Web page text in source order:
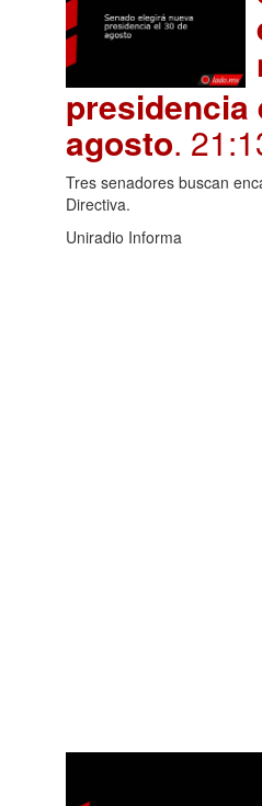
presidencia
agosto.
Tres senadores buscan
Directiva.
Uniradio Informa